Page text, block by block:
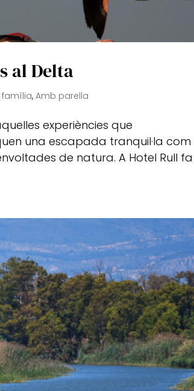
al Delta
família,Amb parella
experiències que
una escapada tranquil·la com
de natura. A Hotel Rull fa